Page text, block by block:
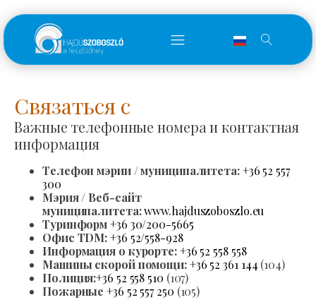
Связаться с
Важные телефонные номера и контактная
информация
Телефон мэрии / муниципалитета:+36 52 557
300
Мэрия / Веб-сайт
муниципалитета:www.hajduszoboszlo.eu
Туринформ+36 30/200-5665
Офис TDM:+36 52/558-928
Информация о курорте:+36 52 558 558
Машины скорой помощи:+36 52 361 144 (104)
Полиция:+36 52 558 510 (107)
Пожарные +36 52 557 250 (105)